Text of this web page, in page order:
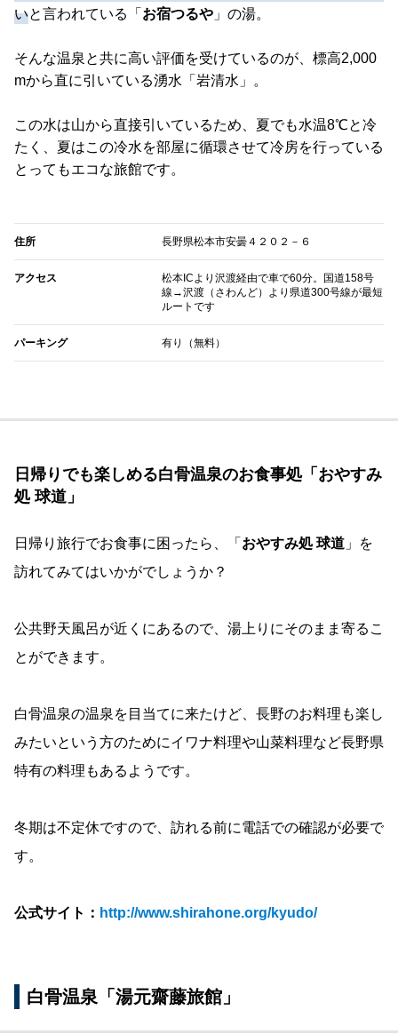
いと言われている「 お宿つるや 」の湯。
そんな温泉と共に高い評価を受けているのが、標高2,000
mから直に引いている湧水「岩清水」。
この水は山から直接引いているため、夏でも水温8℃と冷
たく、夏はこの冷水を部屋に循環させて冷房を行っている
とってもエコな旅館です。
住所 長野県松本市安曇４２０２－６
アクセス
松本ICより沢渡経由で車で60分。国道158号
線→沢渡（さわんど）より県道300号線が最短
ルートです
パーキング 有り（無料）
日帰りでも楽しめる白骨温泉のお食事処「おやすみ
処 球道」
日帰り旅行でお食事に困ったら、「 おやすみ処 球道 」を
訪れてみてはいかがでしょうか？
公共野天風呂が近くにあるので、湯上りにそのまま寄るこ
とができます。
白骨温泉の温泉を目当てに来たけど、長野のお料理も楽し
みたいという方のためにイワナ料理や山菜料理など長野県
特有の料理もあるようです。
冬期は不定休ですので、訪れる前に電話での確認が必要で
す。
公式サイト： http://www.shirahone.org/kyudo/
白骨温泉「湯元齋藤旅館」